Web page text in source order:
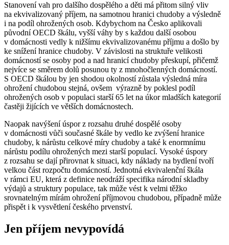
Stanovení vah pro dalšího dospělého a děti má přitom silný vliv
na ekvivalizovaný příjem, na samotnou hranici chudoby a výsledně
i na podíl ohrožených osob. Kdybychom na Česko aplikovali
původní OECD škálu, vyšší váhy by s každou další osobou
v domácnosti vedly k nižšímu ekvivalizovanému příjmu a došlo by
ke snížení hranice chudoby. V závislosti na struktuře velikosti
domácností se osoby pod a nad hranicí chudoby přeskupí, přičemž
nejvíce se směrem dolů posunou ty z mnohočlenných domácností.
S OECD škálou by jen shodou okolností zůstala výsledná míra
ohrožení chudobou stejná, ovšem výrazně by poklesl podíl
ohrožených osob v populaci starší 65 let na úkor mladších kategorií
častěji žijících ve větších domácnostech.
Naopak navýšení úspor z rozsahu druhé dospělé osoby
v domácnosti vůči současné škále by vedlo ke zvýšení hranice
chudoby, k nárůstu celkové míry chudoby a také k enormnímu
nárůstu podílu ohrožených mezi starší populací. Vysoké úspory
z rozsahu se dají přirovnat k situaci, kdy náklady na bydlení tvoří
velkou část rozpočtu domácností. Jednotná ekvivalenční škála
v rámci EU, která z definice neodráží specifika národní skladby
výdajů a struktury populace, tak může vést k velmi těžko
srovnatelným mírám ohrožení příjmovou chudobou, případně může
přispět i k vysvětlení českého prvenství.
Jen příjem nevypovídá